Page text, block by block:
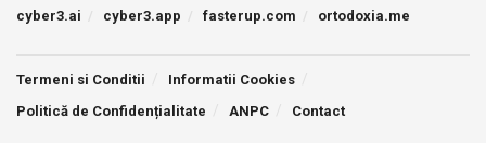
cyber3.ai cyber3.app fasterup.com ortodoxia.me
Termeni si Conditii
Informatii Cookies
Politică de Confidențialitate
ANPC Contact